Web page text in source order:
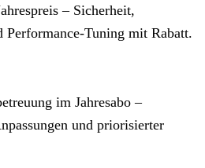
– Sicherheit,
Performance‑Tuning mit Rabatt.
im Jahresabo –
und priorisierter